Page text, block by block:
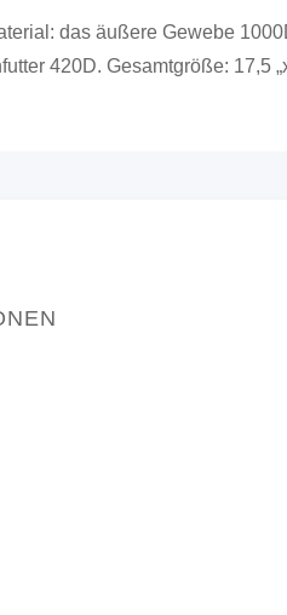
das äußere Gewebe
420D. Gesamtgröße: 17,5